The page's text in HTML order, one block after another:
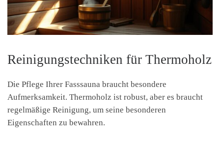
Reinigungstechniken für Thermoholz
Die Pflege Ihrer Fasssauna braucht besondere
Aufmerksamkeit. Thermoholz ist robust, aber es braucht
regelmäßige Reinigung, um seine besonderen
Eigenschaften zu bewahren.